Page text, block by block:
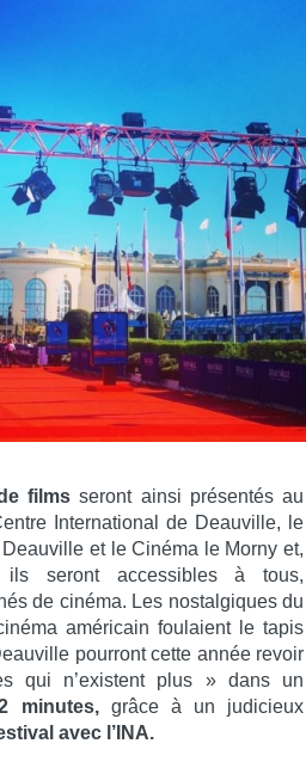
films seront ainsi présentés au
International de Deauville, le
et le Cinéma le Morny et,
ils seront accessibles à tous,
de cinéma. Les nostalgiques du
américain foulaient le tapis
pourront cette année revoir
qui n’existent plus » dans un
minutes,grâce à un judicieux
avec l’INA.